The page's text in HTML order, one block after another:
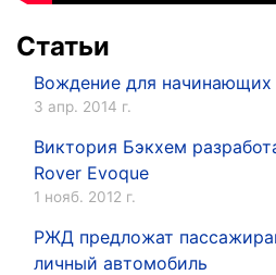
Статьи
Вождение для начинающих
3 апр. 2014 г.
Виктория Бэкхем
Rover Evoque
1 нояб. 2012 г.
РЖД предложат
личный автомобиль